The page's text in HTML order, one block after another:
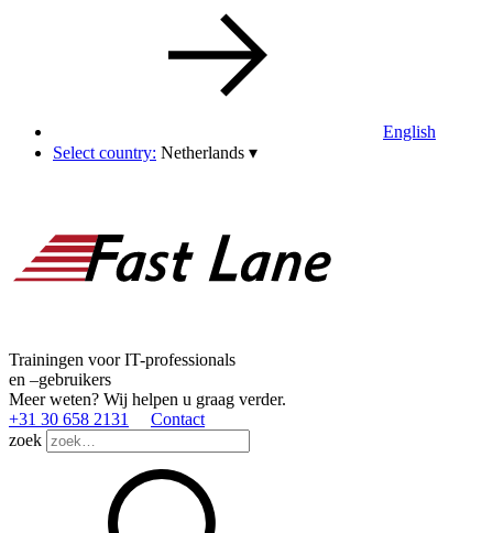
English
Select country: Netherlands ▾
Trainingen voor IT-professionals
en –gebruikers
Meer weten? Wij helpen u graag verder.
+31 30 658 2131
Contact
zoek